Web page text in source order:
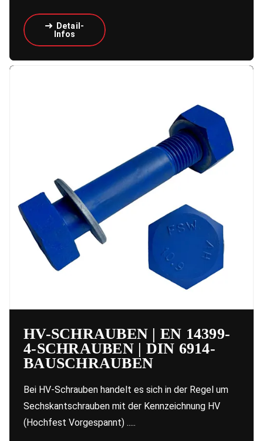
Detail-
Infos
HV-SCHRAUBEN | EN 14399-
4-SCHRAUBEN | DIN 6914-
BAUSCHRAUBEN
Bei HV-Schrauben handelt es sich in der Regel um
Sechskantschrauben mit der Kennzeichnung HV
(Hochfest Vorgespannt) .....